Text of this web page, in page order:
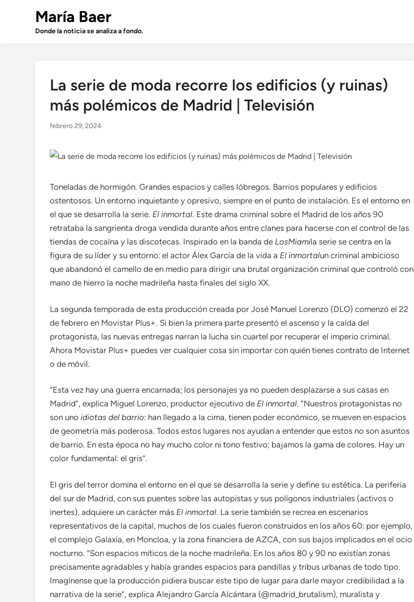
María Baer
Donde la noticia se analiza a fondo.
La serie de moda recorre los edificios (y ruinas)
más polémicos de Madrid | Televisión
febrero 29, 2024
Toneladas de hormigón. Grandes espacios y calles lóbregos. Barrios populares y edificios
ostentosos. Un entorno inquietante y opresivo, siempre en el punto de instalación. Es el entorno en
el que se desarrolla la serie. El inmortal. Este drama criminal sobre el Madrid de los años 90
retrataba la sangrienta droga vendida durante años entre clanes para hacerse con el control de las
tiendas de cocaína y las discotecas. Inspirado en la banda de LosMiamila serie se centra en la
figura de su líder y su entorno: el actor Álex García de la vida a El inmortalun criminal ambicioso
que abandonó el camello de en medio para dirigir una brutal organización criminal que controló con
mano de hierro la noche madrileña hasta finales del siglo XX.
La segunda temporada de esta producción creada por José Manuel Lorenzo (DLO) comenzó el 22
de febrero en Movistar Plus+. Si bien la primera parte presentó el ascenso y la caída del
protagonista, las nuevas entregas narran la lucha sin cuartel por recuperar el imperio criminal.
Ahora Movistar Plus+ puedes ver cualquier cosa sin importar con quién tienes contrato de Internet
o de móvil.
“Esta vez hay una guerra encarnada; los personajes ya no pueden desplazarse a sus casas en
Madrid”, explica Miguel Lorenzo, productor ejecutivo de El inmortal. “Nuestros protagonistas no
son uno idiotas del barrio: han llegado a la cima, tienen poder económico, se mueven en espacios
de geometría más poderosa. Todos estos lugares nos ayudan a entender que estos no son asuntos
de barrio. En esta época no hay mucho color ni tono festivo; bajamos la gama de colores. Hay un
color fundamental: el gris”.
El gris del terror domina el entorno en el que se desarrolla la serie y define su estética. La periferia
del sur de Madrid, con sus puentes sobre las autopistas y sus polígonos industriales (activos o
inertes), adquiere un carácter más El inmortal. La serie también se recrea en escenarios
representativos de la capital, muchos de los cuales fueron construidos en los años 60: por ejemplo,
el complejo Galaxia, en Moncloa, y la zona financiera de AZCA, con sus bajos implicados en el ocio
nocturno. “Son espacios míticos de la noche madrileña. En los años 80 y 90 no existían zonas
precisamente agradables y había grandes espacios para pandillas y tribus urbanas de todo tipo.
Imagínense que la producción pidiera buscar este tipo de lugar para darle mayor credibilidad a la
narrativa de la serie”, explica Alejandro García Alcántara (@madrid_brutalism), muralista y